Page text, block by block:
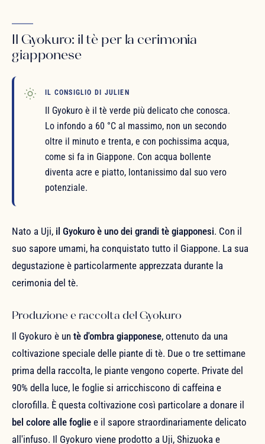
Il Gyokuro: il tè per la cerimonia
giapponese
IL CONSIGLIO DI JULIEN
Il Gyokuro è il tè verde più delicato che conosca.
Lo infondo a 60 °C al massimo, non un secondo
oltre il minuto e trenta, e con pochissima acqua,
come si fa in Giappone. Con acqua bollente
diventa acre e piatto, lontanissimo dal suo vero
potenziale.
Nato a Uji, il Gyokuro è uno dei grandi tè giapponesi. Con il
suo sapore umami, ha conquistato tutto il Giappone. La sua
degustazione è particolarmente apprezzata durante la
cerimonia del tè.
Produzione e raccolta del Gyokuro
Il Gyokuro è un tè d'ombra giapponese, ottenuto da una
coltivazione speciale delle piante di tè. Due o tre settimane
prima della raccolta, le piante vengono coperte. Private del
90% della luce, le foglie si arricchiscono di caffeina e
clorofilla. È questa coltivazione così particolare a donare il
bel colore alle foglie e il sapore straordinariamente delicato
all'infuso. Il Gyokuro viene prodotto a Uji, Shizuoka e